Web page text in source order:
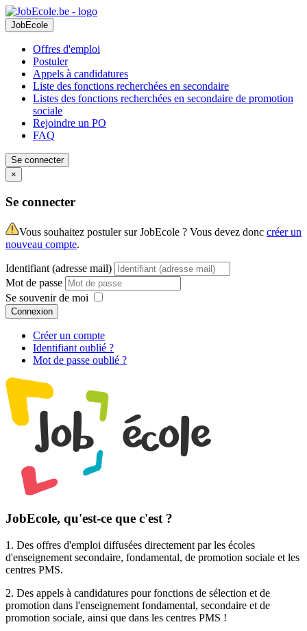
JobEcole
Offres d'emploi
Postuler
Appels à candidatures
Liste des fonctions recherchées en secondaire
Listes des fonctions recherchées en secondaire de promotion
sociale
Rejoindre un PO
FAQ
Se connecter
×
Se connecter
Vous souhaitez postuler sur JobEcole ? Vous devez donc créer un
nouveau compte.
Identifiant (adresse mail)
Mot de passe
Se souvenir de moi
Connexion
Créer un compte
Identifiant oublié ?
Mot de passe oublié ?
JobEcole, qu'est-ce que c'est ?
1. Des offres d'emploi diffusées directement par les écoles
d'enseignement secondaire, fondamental, de promotion sociale et les
centres PMS.
2. Des appels à candidatures pour fonctions de sélection et de
promotion dans l'enseignement fondamental, secondaire et de
promotion sociale, ainsi que dans les centres PMS !